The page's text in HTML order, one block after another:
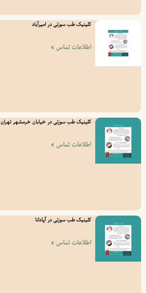
کلینیک طب سوزنی در امیرآباد
اطلاعات تماس »
کلینیک طب سوزنی در خیابان خرمشهر تهران
اطلاعات تماس »
کلینیک طب سوزنی در آپادانا
اطلاعات تماس »